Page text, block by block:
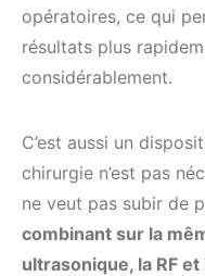
opératoires, ce qui
résultats plus
considérablement.
C’est aussi un
chirurgie n’est pas
ne veut pas subir de
combinant sur la
ultrasonique, la RF